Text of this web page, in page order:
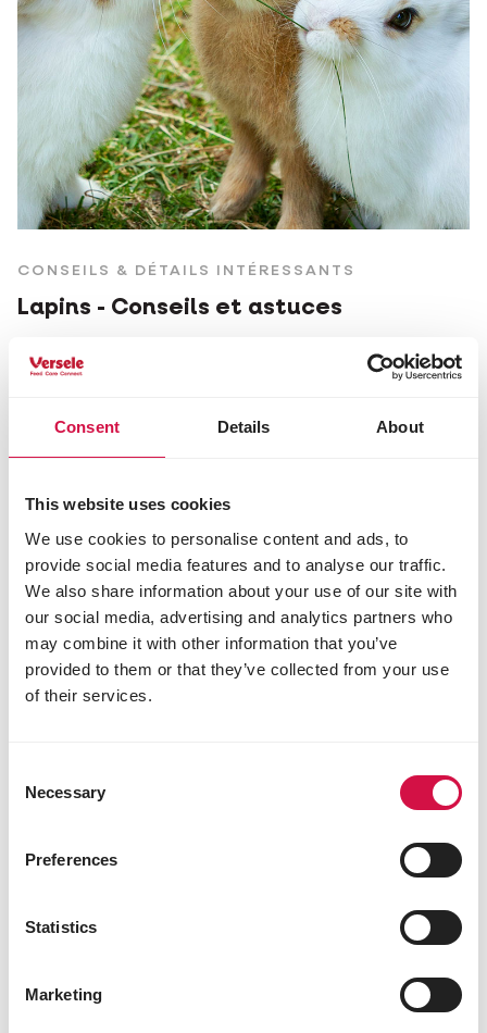
Consent Details About
This website uses cookies
We use cookies to personalise content and ads, to
provide social media features and to analyse our traffic.
We also share information about your use of our site with
our social media, advertising and analytics partners who
may combine it with other information that you’ve
provided to them or that they’ve collected from your use
of their services.
Selection
Necessary
Preferences
Statistics
Marketing
CONSEILS & DÉTAILS INTÉRESSANTS
Lapins - Conseils et astuces
Jeunes lapins: comment s’en occuper
?